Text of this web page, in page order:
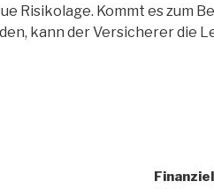
Risikolage. Kommt es zum
kann der Versicherer die